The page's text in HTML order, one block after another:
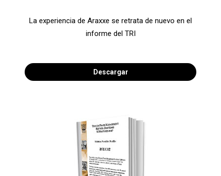
La experiencia de Araxxe se retrata de nuevo en el
informe del TRI
Descargar